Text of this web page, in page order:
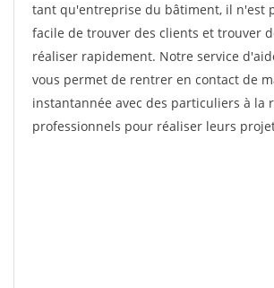
tant qu'entreprise du bâtiment, il n'est
facile de trouver des clients et trouver
réaliser rapidement. Notre service
vous permet de rentrer en contact de
instantannée avec des particuliers à la
professionnels pour réaliser leurs